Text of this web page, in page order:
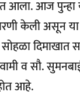
आला. आज
केली असून
दिमाखात
व सौ.
आहे.